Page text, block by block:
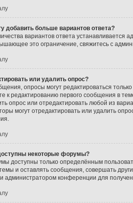
добавить больше вариантов ответа?
вариантов ответа
это ограничение, свяжитесь с
или удалить опрос?
опросы могут редактироваться
к редактированию первого сообщения в
опрос или отредактировать любой из
могут отредактировать или удалить
некоторые форумы?
доступны только определённым
и оставлять сообщения, совершать
администратором конференции для